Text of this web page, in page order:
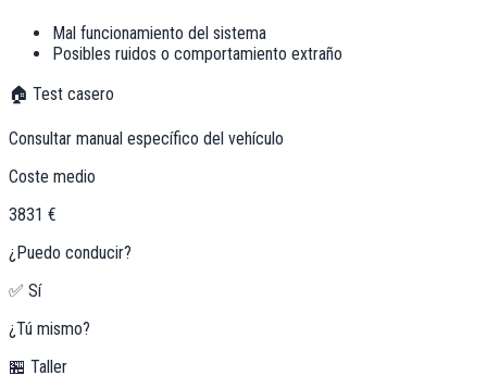
Mal funcionamiento del sistema
Posibles ruidos o comportamiento extraño
🏠 Test casero
Consultar manual específico del vehículo
Coste medio
3831 €
¿Puedo conducir?
✅ Sí
¿Tú mismo?
🏪 Taller